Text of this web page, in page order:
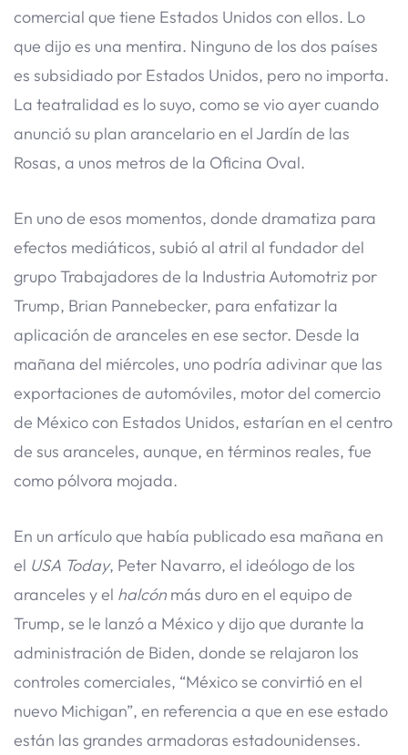
comercial que tiene Estados Unidos con ellos. Lo
que dijo es una mentira. Ninguno de los dos países
es subsidiado por Estados Unidos, pero no importa.
La teatralidad es lo suyo, como se vio ayer cuando
anunció su plan arancelario en el Jardín de las
Rosas, a unos metros de la Oficina Oval.
En uno de esos momentos, donde dramatiza para
efectos mediáticos, subió al atril al fundador del
grupo Trabajadores de la Industria Automotriz por
Trump, Brian Pannebecker, para enfatizar la
aplicación de aranceles en ese sector. Desde la
mañana del miércoles, uno podría adivinar que las
exportaciones de automóviles, motor del comercio
de México con Estados Unidos, estarían en el centro
de sus aranceles, aunque, en términos reales, fue
como pólvora mojada.
En un artículo que había publicado esa mañana en
el USA Today, Peter Navarro, el ideólogo de los
aranceles y el halcón más duro en el equipo de
Trump, se le lanzó a México y dijo que durante la
administración de Biden, donde se relajaron los
controles comerciales, “México se convirtió en el
nuevo Michigan”, en referencia a que en ese estado
están las grandes armadoras estadounidenses.